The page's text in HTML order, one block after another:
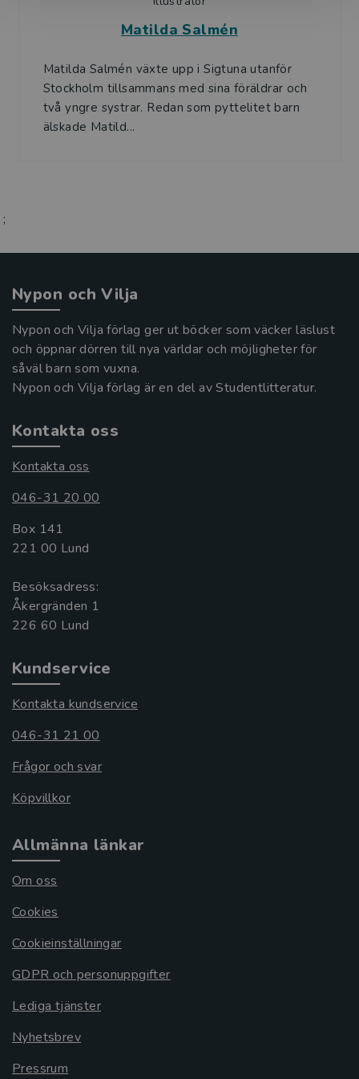
Matilda Salmén
Matilda Salmén växte upp i Sigtuna utanför
Stockholm tillsammans med sina föräldrar och
två yngre systrar. Redan som pyttelitet barn
älskade Matild...
;
Nypon och Vilja
Nypon och Vilja förlag ger ut böcker som väcker läslust
och öppnar dörren till nya världar och möjligheter för
såväl barn som vuxna.
Nypon och Vilja förlag är en del av Studentlitteratur.
Kontakta oss
Kontakta oss
046-31 20 00
Box 141
221 00 Lund
Besöksadress:
Åkergränden 1
Kundservice
Kontakta kundservice
046-31 21 00
Frågor och svar
Köpvillkor
Allmänna länkar
Om oss
Cookies
Cookieinställningar
GDPR och personuppgifter
Lediga tjänster
Nyhetsbrev
Pressrum